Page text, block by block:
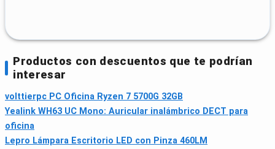
Productos con descuentos que te podrían
interesar
volttierpc PC Oficina Ryzen 7 5700G 32GB
Yealink WH63 UC Mono: Auricular inalámbrico DECT para
oficina
Lepro Lámpara Escritorio LED con Pinza 460LM